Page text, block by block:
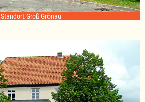
Standort Groß Grönau